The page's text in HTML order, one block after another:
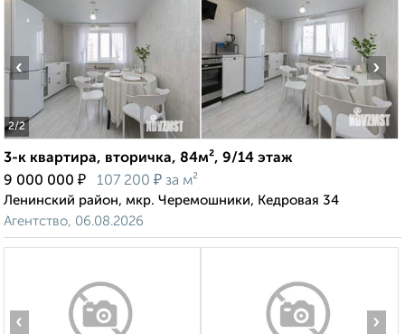
2/2
‹ ›
3-к квартира, вторичка, 84м², 9/14 этаж
9 000 000 ₽ 107 200 ₽ за м²
Ленинский район, мкр. Черемошники, Кедровая 34
Агентство, 06.08.2026
‹ ›